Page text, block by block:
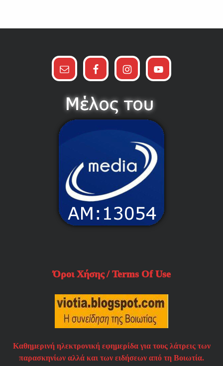
Όροι Χήσης / Terms Of Use
Καθημερινή ηλεκτρονική εφημερίδα για τους λάτρεις των
παρασκηνίων αλλά και των ειδήσεων από τη Βοιωτία.